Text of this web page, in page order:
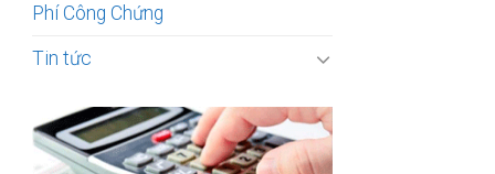
Phí Công Chứng
Tin tức